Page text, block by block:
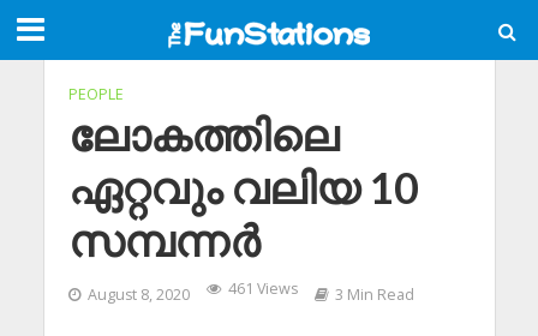
PEOPLE
ലോകത്തിലെ
ഏറ്റവും വലിയ 10
സമ്പന്നർ
August 8, 2020 461 Views 3 Min Read